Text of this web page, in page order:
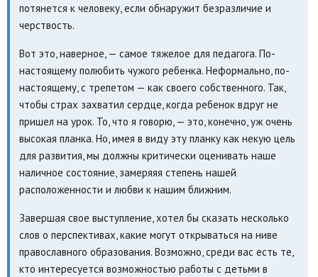
потянется к человеку, если обнаружит безразличие и
черствость.
Вот это, наверное, — самое тяжелое для педагога. По-
настоящему полюбить чужого ребенка. Неформально, по-
настоящему, с трепетом — как своего собственного. Так,
чтобы страх захватил сердце, когда ребенок вдруг не
пришел на урок. То, что я говорю, — это, конечно, уж очень
высокая планка. Но, имея в виду эту планку как некую цель
для развития, мы должны критически оценивать наше
наличное состояние, замеряяя степень нашей
расположенности и любви к нашим ближним.
Завершая свое выступление, хотел бы сказать несколько
слов о перспективах, какие могут открываться на ниве
православного образования. Возможно, среди вас есть те,
кто интересуется возможностью работы с детьми в